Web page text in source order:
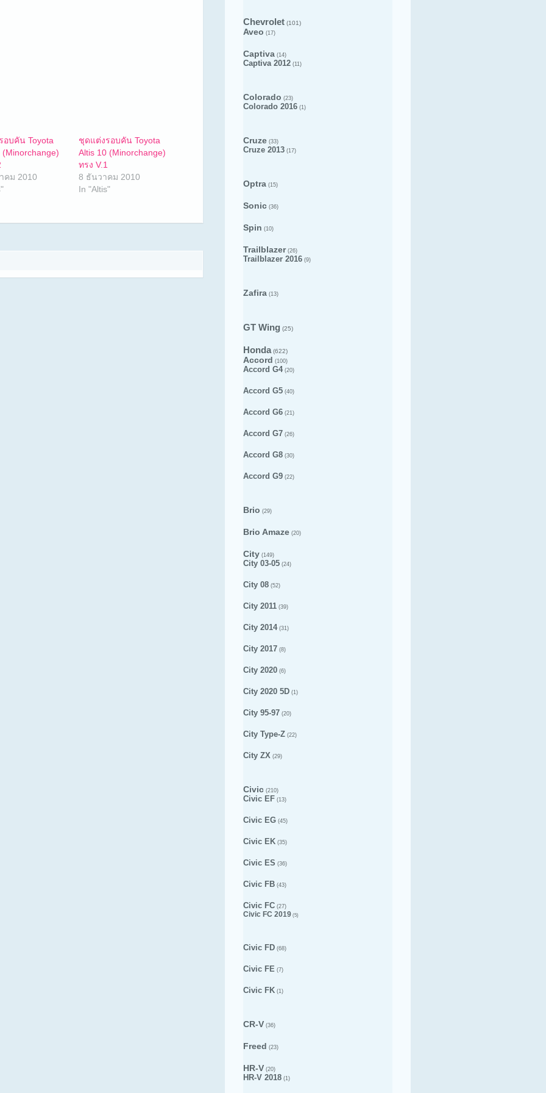
อบคัน Toyota
(Minorchange)
คม 2010
ชุดแต่งรอบคัน Toyota
Altis 10 (Minorchange)
ทรง V.1
8 ธันวาคม 2010
In "Altis"
Chevrolet (101)
Aveo (17)
Captiva (14)
Captiva 2012 (11)
Colorado (23)
Colorado 2016 (1)
Cruze (33)
Cruze 2013 (17)
Optra (15)
Sonic (36)
Spin (10)
Trailblazer(26)
Trailblazer 2016 (9)
Zafira (13)
GT Wing (25)
Honda (622)
Accord (100)
Accord G4(20)
Accord G5 (40)
Accord G6 (21)
Accord G7 (26)
Accord G8 (30)
Accord G9 (22)
Brio (29)
Brio Amaze (20)
City (149)
City 03-05 (24)
City 08 (52)
City 2011 (39)
City 2014(31)
City 2017 (8)
City 2020 (6)
City 2020 5D (1)
City 95-97 (20)
City Type-Z (22)
City ZX (29)
Civic (210)
Civic EF (13)
Civic EG (45)
Civic EK (35)
Civic ES (36)
Civic FB (43)
Civic FC (27)
Civic FC 2019 (5)
Civic FD (68)
Civic FE (7)
Civic FK (1)
CR-V (36)
Freed (23)
HR-V (20)
HR-V 2018 (1)